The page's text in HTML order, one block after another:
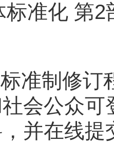
标准化 第
准制修订
会公众
并在线